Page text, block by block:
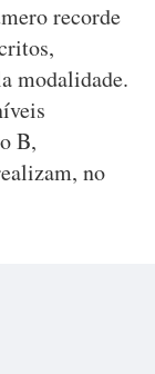
recorde
modalidade.
B,
no